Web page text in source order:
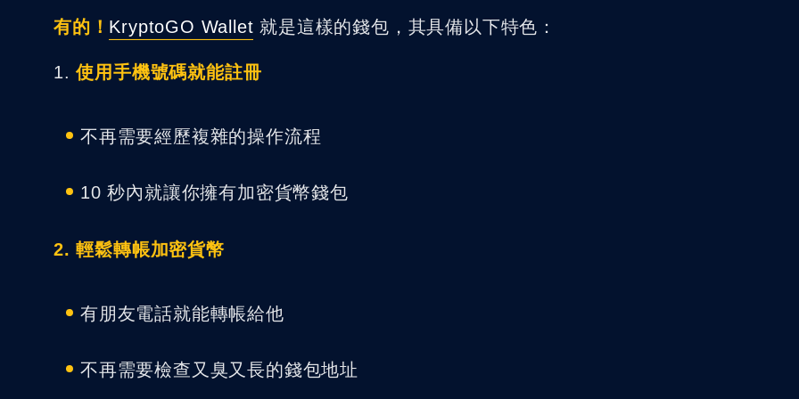
有的！ KryptoGO Wallet 就是這樣的錢包，其具備以下特色：
1.使用手機號碼就能註冊
不再需要經歷複雜的操作流程
10 秒內就讓你擁有加密貨幣錢包
2. 輕鬆轉帳加密貨幣
有朋友電話就能轉帳給他
不再需要檢查又臭又長的錢包地址